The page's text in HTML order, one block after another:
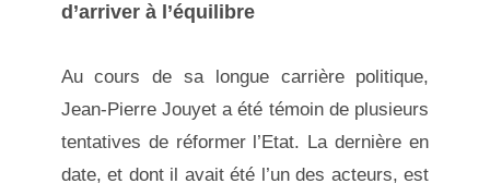
d’arriver à l’équilibre
Au cours de sa longue carrière politique,
Jean-Pierre Jouyet a été témoin de plusieurs
tentatives de réformer l’Etat. La dernière en
date, et dont il avait été l’un des acteurs, est